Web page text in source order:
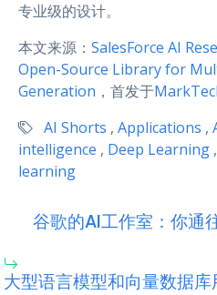
专业级的设计。
本文来源： SalesForce AI
Open-Source Library for
Generation ，首发于
AI Shorts , Applications ,
intelligence , Deep Learning ,
learning
谷歌的AI工作室：你通
大型语言模型和向量数据